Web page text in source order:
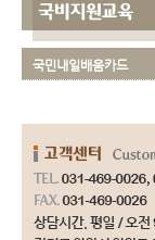
국민내일배움카드